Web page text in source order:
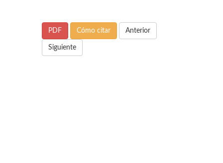
PDF Cómo citar Anterior
Siguiente